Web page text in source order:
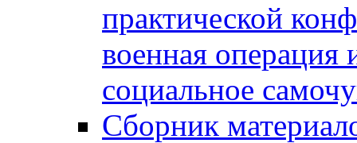
практической
военная операция
социальное
Сборник